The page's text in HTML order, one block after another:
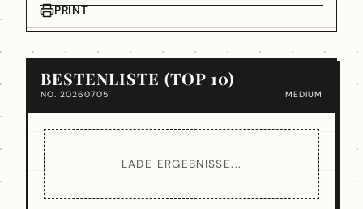
PRINT
BESTENLISTE (TOP 10)
NO. 20260705 MEDIUM
LADE ERGEBNISSE...